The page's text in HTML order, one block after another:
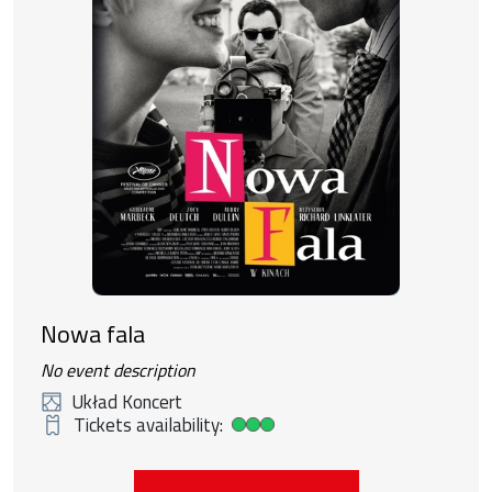
Nowa fala
No event description
Układ Koncert
Tickets availability:
High ticket availability